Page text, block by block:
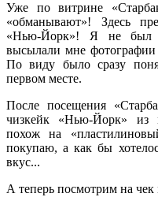
Уже по витрине
«обманывают»! Здесь
«Нью-Йорк»! Я не был
высылали мне фотографии
По виду было сразу
первом месте.
После посещения
чизкейк «Нью-Йорк» из
похож на
покупаю, а как бы
вкус...
А теперь посмотрим на чек